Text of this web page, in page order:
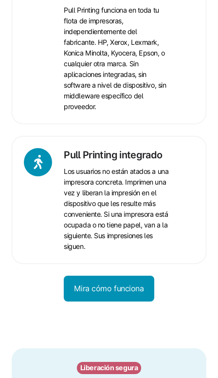
Pull Printing funciona en toda tu
flota de impresoras,
independientemente del
fabricante. HP,Xerox, Lexmark,
Konica Minolta, Kyocera, Epson, o
cualquier otra marca. Sin
aplicaciones integradas, sin
software a nivel de dispositivo, sin
middleware específico del
proveedor.
Pull Printing integrado
Los usuarios no están atados a una
impresora concreta. Imprimen una
vez y liberan la impresión en el
dispositivo que les resulte más
conveniente. Si una impresora está
ocupada o no tiene papel, van a la
siguiente. Sus impresiones les
siguen.
Pull
Printing
integrado
Mira cómo funciona
Liberación segura